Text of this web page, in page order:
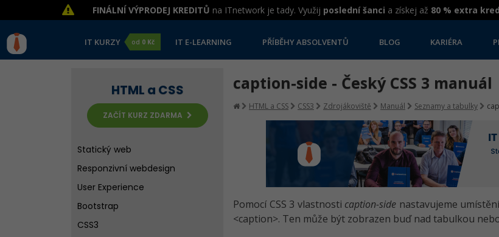
FINÁLNÍ VÝPRODEJ KREDITŮ na ITnetwork je tady. Využij poslední šanci a získej až 80 % extra
IT KURZY od 0 Kč IT E-LEARNING PŘÍBĚHY ABSOLVENTŮ BLOG KARIÉRA
HTML a CSS
ZAČÍT KURZ ZDARMA
Statický web
Responzivní webdesign
User Experience
Bootstrap
CSS3
caption-side - Český CSS 3 manuál
HTML a CSS CSS3 Zdrojákoviště Manuál Seznamy a tabulky
Pomocí CSS 3 vlastnosti caption-side nastavujeme
<caption>. Ten může být zobrazen buď nad tabulkou